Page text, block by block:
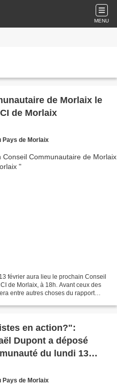
MENU
de Morlaix le
de Morlaix
Pays de Morlaix
février aura lieu le prochain Conseil
de Morlaix, à 18h. Avant ceux des
entre autres choses du rapport
en action?":
Dupont a déposé
du lundi 13
Pays de Morlaix